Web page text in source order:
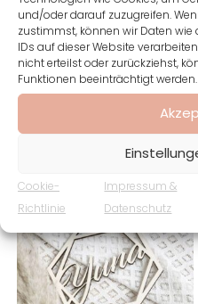
und/oder darauf zuzugreifen.
zustimmst, können wir Daten
IDs auf dieser Website
nicht erteilst oder zurückziehst,
Funktionen beeinträchtigt werden.
Cookie-
Richtlinie
Impressum &
Datenschutz
Text und Illustration sind